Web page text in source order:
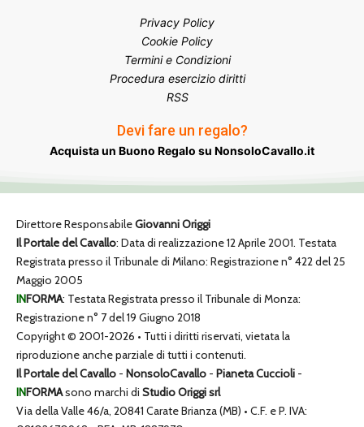
Privacy Policy
Cookie Policy
Termini e Condizioni
Procedura esercizio diritti
RSS
Devi fare un regalo?
Acquista un Buono Regalo su NonsoloCavallo.it
Direttore ResponsabileGiovanni Origgi
Il Portale del Cavallo: Data di realizzazione 12 Aprile 2001. Testata
Registrata presso il Tribunale di Milano: Registrazione n° 422 del 25
Maggio 2005
INFORMA: Testata Registrata presso il Tribunale di Monza:
Registrazione n° 7 del 19 Giugno 2018
Copyright © 2001-2026 • Tutti i diritti riservati, vietata la
riproduzione anche parziale di tutti i contenuti.
Il Portale del Cavallo - NonsoloCavallo - Pianeta Cuccioli -
INFORMAsono marchi di Studio Origgi srl
Via della Valle 46/a, 20841 Carate Brianza (MB) • C.F. e P. IVA: